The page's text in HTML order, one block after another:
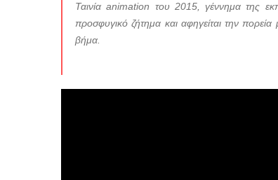
Ταινία animation του 2015, γέννημα της
προσφυγικό ζήτημα και αφηγείται την
βήμα.